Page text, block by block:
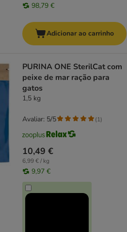
98,79 €
Adicionar ao carrinho
PURINA ONE SterilCat com
peixe de mar ração para
gatos
1,5 kg
10,49 €
6,99 € / kg
9,97 €
Avaliar: 5/5 (1)